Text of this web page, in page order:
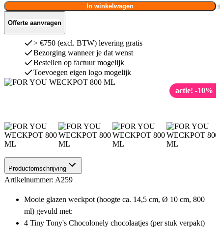
In winkelwagen
Offerte aanvragen
> €750 (excl. BTW) levering gratis
Bezorging wanneer je dat wenst
Bestellen op factuur mogelijk
Toevoegen eigen logo mogelijk
actie! -10%
Productomschrijving
Artikelnummer: A259
Mooie glazen weckpot (hoogte ca. 14,5 cm, Ø 10 cm, 800
ml) gevuld met:
4 Tiny Tony's Chocolonely chocolaatjes (per stuk verpakt)